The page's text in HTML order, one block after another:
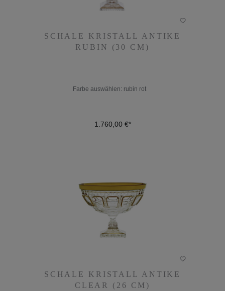
SCHALE KRISTALL ANTIKE
RUBIN (30 CM)
Farbe auswählen: rubin rot
1.760,00 €*
RUBIN (30 CM)
DETAILS
SCHALE KRISTALL ANTIKE
CLEAR (26 CM)
CLEAR (26 CM)